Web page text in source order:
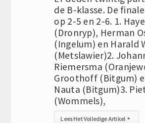
de B-klasse. De
op 2-5 en 2-6. 1.
(Dronryp), Herman
(Ingelum) en Harald
(Metslawier)2.
Riemersma
Groothoff (Bitgum)
Nauta (Bitgum)3.
(Wommels),
Lees Het Volledige Artikel ▸